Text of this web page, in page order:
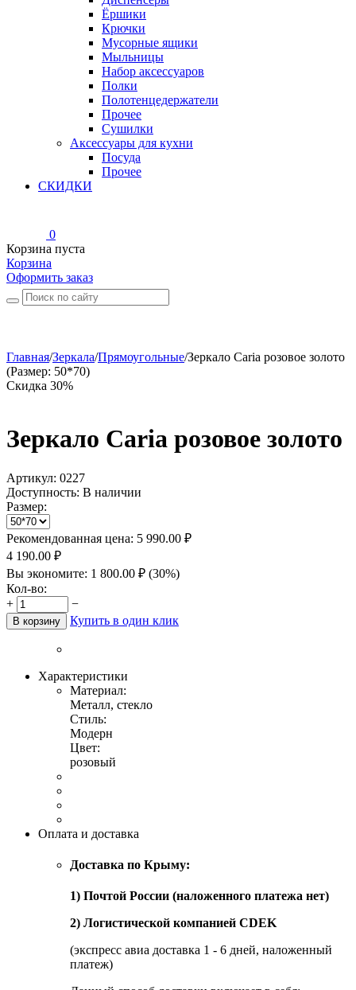
Ёршики
Крючки
Мусорные ящики
Мыльницы
Набор аксессуаров
Полки
Полотенцедержатели
Прочее
Сушилки
Аксессуары для кухни
Посуда
Прочее
СКИДКИ
0
Корзина пуста
Корзина
Оформить заказ
Главная/Зеркала/Прямоугольные/Зеркало Caria розовое золото
(Размер: 50*70)
Скидка 30%
Зеркало Caria розовое золото
Артикул: 0227
Доступность: В наличии
Размер:
Рекомендованная цена: 5 990.00 ₽
4 190.00 ₽
Вы экономите: 1 800.00 ₽ (30%)
Кол-во:
+
−
В корзину Купить в один клик
Характеристики
Материал:
Металл, стекло
Стиль:
Модерн
Цвет:
розовый
Оплата и доставка
Доставка по Крыму:
1) Почтой России (наложенного платежа нет)
2) Логистической компанией CDEK
(экспресс авиа доставка 1 - 6 дней, наложенный
платеж)